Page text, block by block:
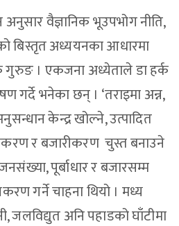
वैज्ञानिक भूउपभोग नीति,
बिस्तृत अध्ययनका आधारमा
गुरुङ । एकजना अध्येताले डा हर्क
गर्दे भनेका छन् । ‘तराइमा अन्न,
केन्द्र खोल्ने, उत्पादित
र बजारीकरण चुस्त बनाउने
पूर्बाधार र बजारसम्म
गर्ने चाहना थियो । मध्य
जलविद्युत अनि पहाडको घाँटीमा